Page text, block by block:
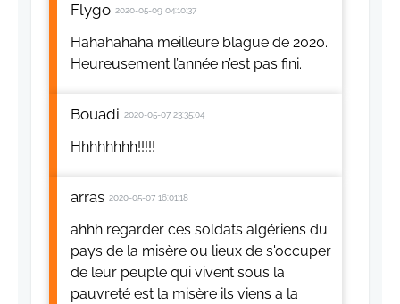
Flygo 2020-05-09 04:10:37
Hahahahaha meilleure blague de 2020.
Heureusement l’année n’est pas fini.
Bouadi 2020-05-07 23:35:04
Hhhhhhhh!!!!!
arras 2020-05-07 16:01:18
ahhh regarder ces soldats algériens du
pays de la misère ou lieux de s'occuper
de leur peuple qui vivent sous la
pauvreté est la misère ils viens a la